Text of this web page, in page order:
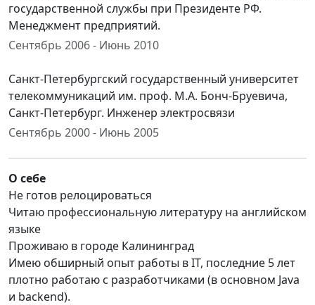
государственной службы при Президенте РФ.
Менеджмент предприятий.
Сентябрь 2006 - Июнь 2010
Санкт-Петербургский государственный университет
телекоммуникаций им. проф. М.А. Бонч-Бруевича,
Санкт-Петербург. Инженер электросвязи
Сентябрь 2000 - Июнь 2005
О себе
Не готов релоцироваться
Читаю профессиональную литературу на английском
языке
Проживаю в городе Калининград
Имею обширный опыт работы в IT, последние 5 лет
плотно работаю с разработчиками (в основном Java
и backend).